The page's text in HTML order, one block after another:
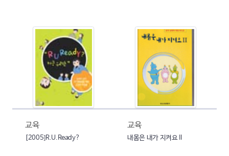
교육
[2005]R.U.Ready?
교육
내몸은 내가 지켜요 II